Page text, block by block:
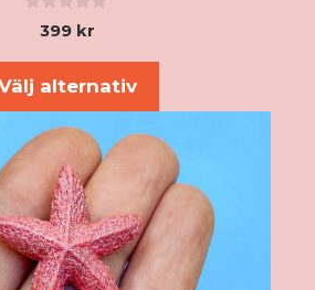
399 kr
alternativ
produkten
har
flera
varianter.
De
olika
alternativen